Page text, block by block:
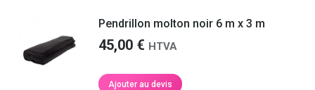
Pendrillon molton noir 6 m x 3 m
45,00 € HTVA
Ajouter au devis